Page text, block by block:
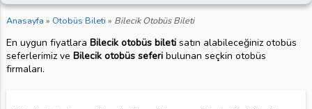
Anasayfa » Otobüs Bileti » Bilecik Otobüs Bileti
En uygun fiyatlara Bilecik otobüs biletisatın alabileceğiniz otobüs
seferlerimiz ve Bilecik otobüs seferibulunan seçkin otobüs
firmaları.